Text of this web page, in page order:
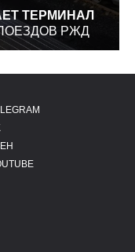
ТЕРМИНАЛ
РЖД
СОЦИАЛЬНЫХ